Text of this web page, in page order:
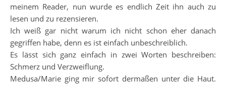
meinem Reader, nun wurde es endlich Zeit ihn auch zu
lesen und zu rezensieren.
Ich weiß gar nicht warum ich nicht schon eher danach
gegriffen habe, denn es ist einfach unbeschreiblich.
Es lässt sich ganz einfach in zwei Worten beschreiben:
Schmerz und Verzweiflung.
Medusa/Marie ging mir sofort dermaßen unter die Haut.